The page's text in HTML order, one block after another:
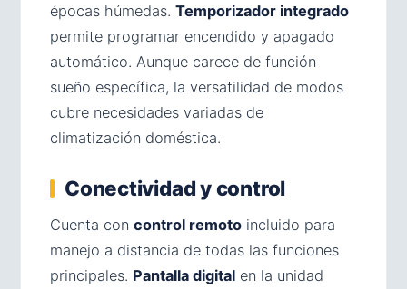
épocas húmedas. Temporizador integrado
permite programar encendido y apagado
automático. Aunque carece de función
sueño específica, la versatilidad de modos
cubre necesidades variadas de
climatización doméstica.
Conectividad y control
Cuenta con control remoto incluido para
manejo a distancia de todas las funciones
principales. Pantalla digital en la unidad